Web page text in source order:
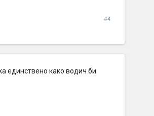
#4
единствено како водич би